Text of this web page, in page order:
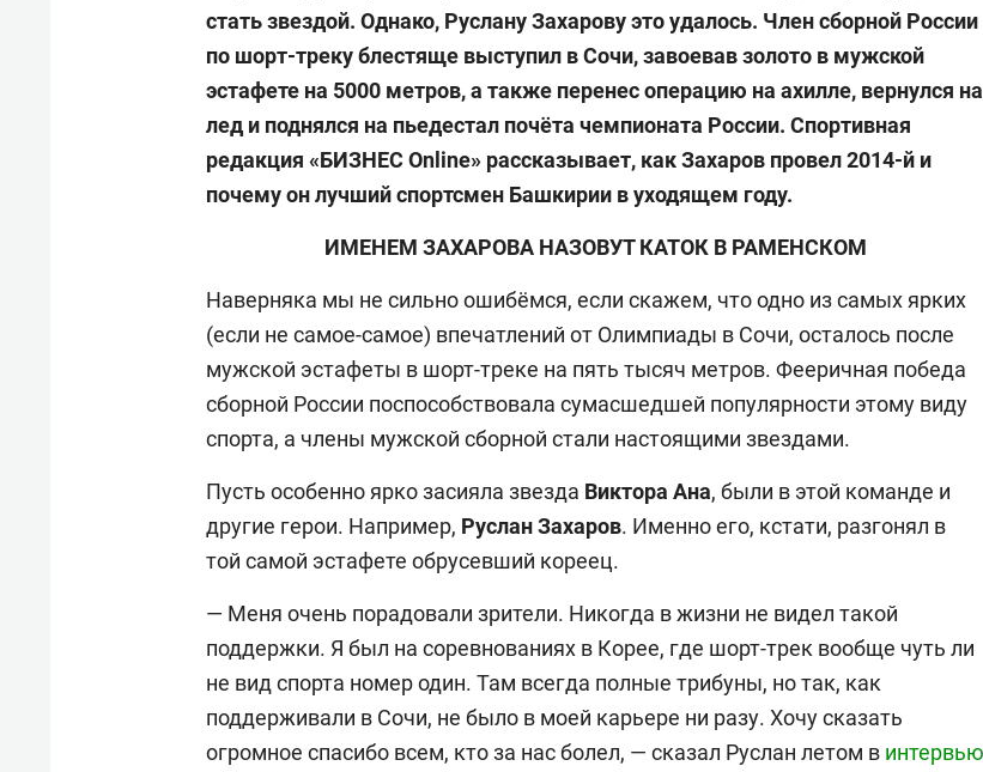
стать звездой. Однако, Руслану Захарову это удалось. Член сборной России
по шорт-треку блестяще выступил в Сочи, завоевав золото в мужской
эстафете на 5000 метров, а также перенес операцию на ахилле, вернулся на
лед и поднялся на пьедестал почёта чемпионата России. Спортивная
редакция «БИЗНЕС Online» рассказывает, как Захаров провел 2014-й и
почему он лучший спортсмен Башкирии в уходящем году.
ИМЕНЕМ ЗАХАРОВА НАЗОВУТ КАТОК В РАМЕНСКОМ
Наверняка мы не сильно ошибёмся, если скажем, что одно из самых ярких
(если не самое-самое) впечатлений от Олимпиады в Сочи, осталось после
мужской эстафеты в шорт-треке на пять тысяч метров. Фееричная победа
сборной России поспособствовала сумасшедшей популярности этому виду
спорта, а члены мужской сборной стали настоящими звездами.
Пусть особенно ярко засияла звезда Виктора Ана, были в этой команде и
другие герои. Например, Руслан Захаров. Именно его, кстати, разгонял в
той самой эстафете обрусевший кореец.
— Меня очень порадовали зрители. Никогда в жизни не видел такой
поддержки. Я был на соревнованиях в Корее, где шорт-трек вообще чуть ли
не вид спорта номер один. Там всегда полные трибуны, но так, как
поддерживали в Сочи, не было в моей карьере ни разу. Хочу сказать
огромное спасибо всем, кто за нас болел, — сказал Руслан летом в интервью